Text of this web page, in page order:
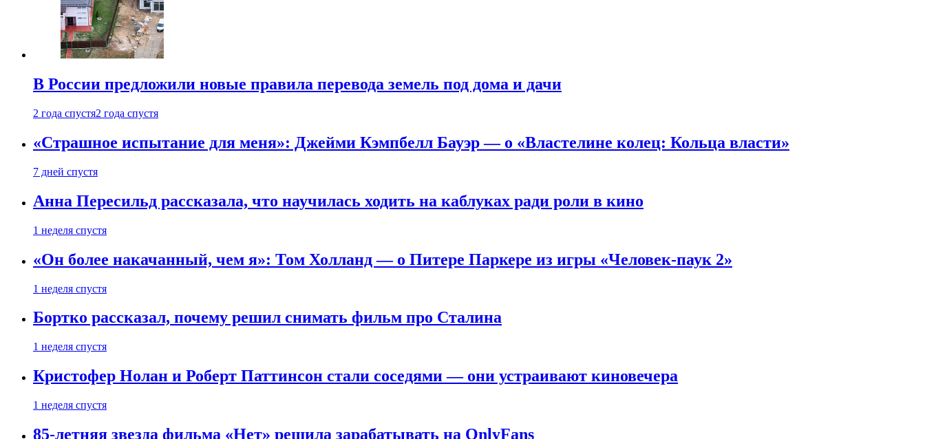
В России предложили новые правила перевода земель под дома и дачи
2 года спустя2 года спустя
«Страшное испытание для меня»: Джейми Кэмпбелл Бауэр — о «Властелине колец: Кольца власти»
7 дней спустя
Анна Пересильд рассказала, что научилась ходить на каблуках ради роли в кино
1 неделя спустя
«Он более накачанный, чем я»: Том Холланд — о Питере Паркере из игры «Человек-паук 2»
1 неделя спустя
Бортко рассказал, почему решил снимать фильм про Сталина
1 неделя спустя
Кристофер Нолан и Роберт Паттинсон стали соседями — они устраивают киновечера
1 неделя спустя
85-летняя звезда фильма «Нет» решила зарабатывать на OnlyFans